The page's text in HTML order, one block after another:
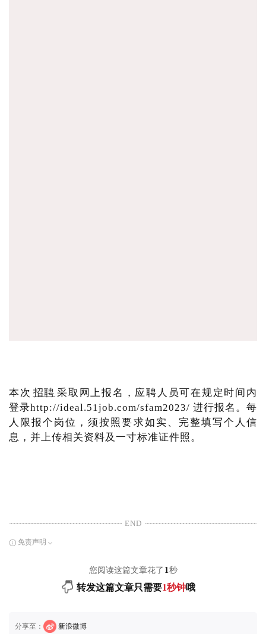
本次 招聘 采取网上报名，应聘人员可在规定时间内
登录http://ideal.51job.com/sfam2023/ 进行报名。每
人限报个岗位，须按照要求如实、完整填写个人信
息，并上传相关资料及一寸标准证件照。
END
免责声明
您阅读这篇文章花了 1秒
转发这篇文章只需要1秒钟哦
分享至： 新浪微博